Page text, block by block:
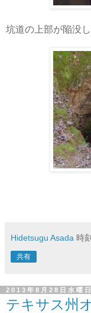
坑道の上部が陥没
Hidetsugu Asada 時
共有
2013年8月28日水曜日
テキサス州